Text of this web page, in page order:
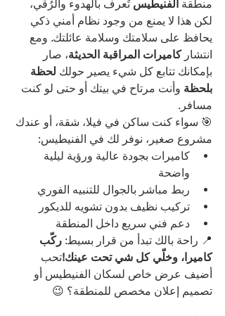
منطقة الفنيطيس تُعرف بالهدوء والرُقي،
لكن هذا لا يمنع من وجود نظام أمني ذكي
يحافظ على سلامتك وسلامة عائلتك. ومع
انتشار كاميرات المراقبة الحديثة، صار
بإمكانك تتابع كل شيء يصير حولك لحظة
بلحظة وأنت مرتاح في بيتك أو حتى لو كنت
مسافر.
🎯 سواء كنت ساكن في فيلا، شقة، أو عندك
مشروع صغير، نوفر لك في الفنيطيس:
كاميرات بجودة عالية ورؤية ليلية
واضحة
ربط مباشر بالجوال للتنبيه الفوري
تركيب نظيف بدون تشويه للديكور
دعم فني سريع داخل المنطقة
📍 راحة بالك تبدأ من قرار بسيط: ركّب
كاميرا، وخلّي كل شي تحت عينك!تحب
أضيف عرض خاص لسكان الفنيطيس أو
تصميم إعلان مخصص للمنطقة؟ 😉